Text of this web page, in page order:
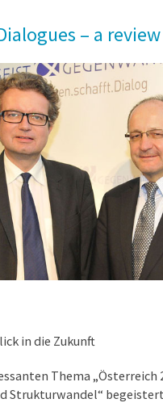
– a review
in die Zukunft
Thema „Österreich
Strukturwandel“